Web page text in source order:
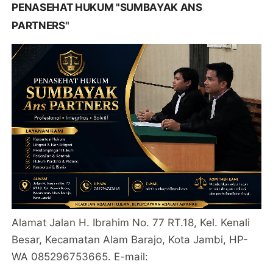
PENASEHAT HUKUM "SUMBAYAK ANS
PARTNERS"
Alamat Jalan H. Ibrahim No. 77 RT.18, Kel. Kenali
Besar, Kecamatan Alam Barajo, Kota Jambi, HP-
WA 085296753665. E-mail: